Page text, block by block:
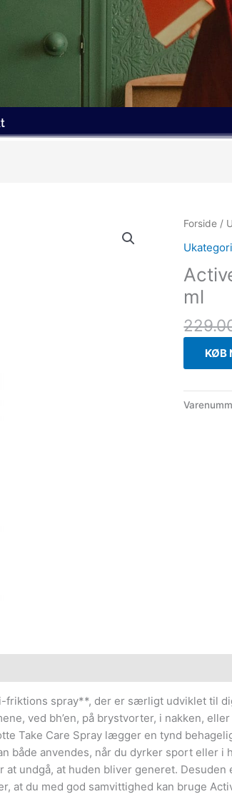
Forside /
ml
KØB
friktions spray**, der er særligt udviklet til
ved bh’en, på brystvorter, i nakken,
Take Care Spray lægger en tynd
både anvendes, når du dyrker sport eller i
undgå, at huden bliver generet.
at du med god samvittighed kan bruge